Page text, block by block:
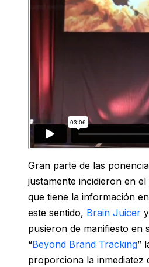
Gran parte de las
justamente incidieron en
que tiene la información
este sentido, Brain Juicer y
pusieron de manifiesto en
“Beyond Brand Tracking”
proporciona la inmediatez